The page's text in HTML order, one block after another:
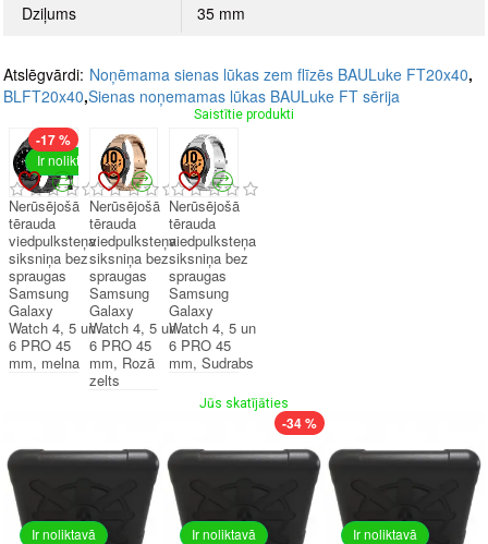
Dziļums
35 mm
Atslēgvārdi: Noņēmama sienas lūkas zem flīzēs BAULuke FT20x40,
BLFT20x40,Sienas noņemamas lūkas BAULuke FT sērija
Saistītie produkti
Ir noliktavā
-17 %
Nerūsējošā
tērauda
viedpulksteņa
siksniņa bez
spraugas
Samsung
Galaxy
Watch 4, 5 un
6 PRO 45
mm, melna
Nerūsējošā
tērauda
viedpulksteņa
siksniņa bez
spraugas
Samsung
Galaxy
Watch 4, 5 un
6 PRO 45
mm, Rozā
zelts
Nerūsējošā
tērauda
viedpulksteņa
siksniņa bez
spraugas
Samsung
Galaxy
Watch 4, 5 un
6 PRO 45
mm, Sudrabs
Jūs skatījāties
Ir noliktavā Ir noliktavā
-34 %
Ir noliktavā